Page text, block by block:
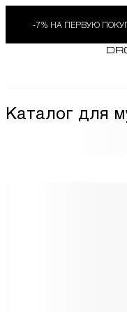
-7% НА ПЕРВУЮ
Каталог для